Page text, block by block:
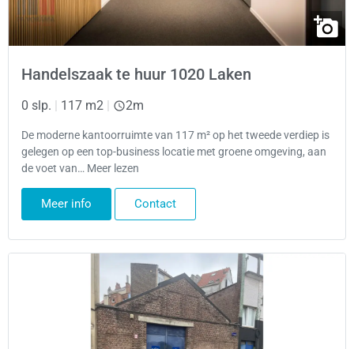
Handelszaak te huur 1020 Laken
0 slp. 117 m2 2m
De moderne kantoorruimte van 117 m² op het tweede verdiep is
gelegen op een top-business locatie met groene omgeving, aan
de voet van… Meer lezen
Meer info Contact